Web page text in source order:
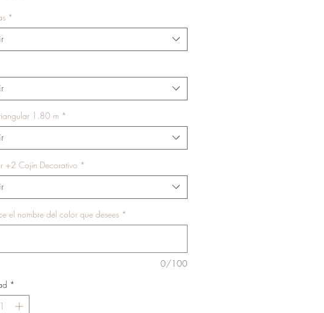
*
1.80 m *
+2 Cojín Decorativo *
el nombre del color que desees *
0/100
*